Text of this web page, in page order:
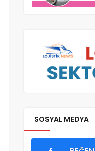
SOSYAL MEDYA